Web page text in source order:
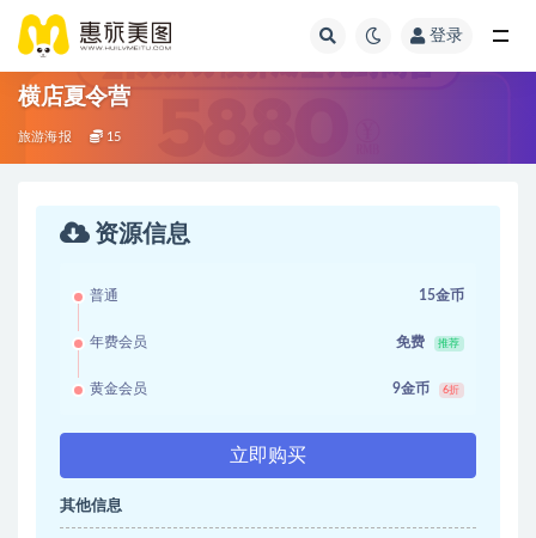
登录
横店夏令营
旅游海报 15
资源信息
普通 15金币
年费会员 免费 推荐
黄金会员 9金币 6折
立即购买
其他信息